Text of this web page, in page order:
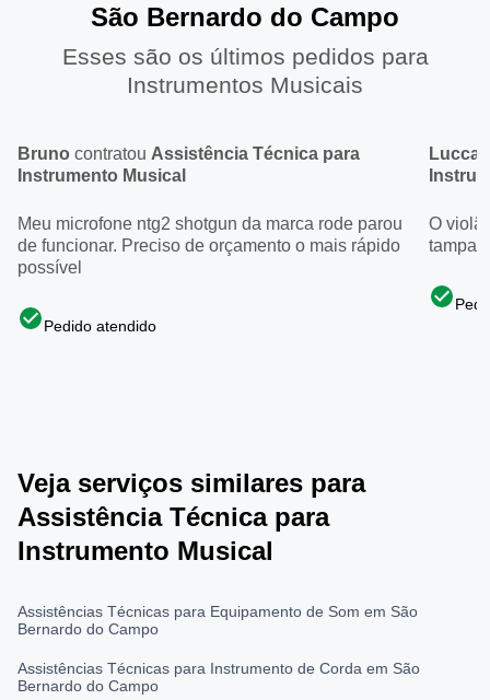
São Bernardo do Campo
Esses são os últimos pedidos para
Instrumentos Musicais
Bruno contratou Assistência Técnica para
Instrumento Musical
Meu microfone ntg2 shotgun da marca rode parou
de funcionar. Preciso de orçamento o mais rápido
possível
Pedido atendido
Lucca
O
tampa
Veja serviços similares para
Assistência Técnica para
Instrumento Musical
Assistências Técnicas para Equipamento de Som em São
Bernardo do Campo
Assistências Técnicas para Instrumento de Corda em São
Bernardo do Campo